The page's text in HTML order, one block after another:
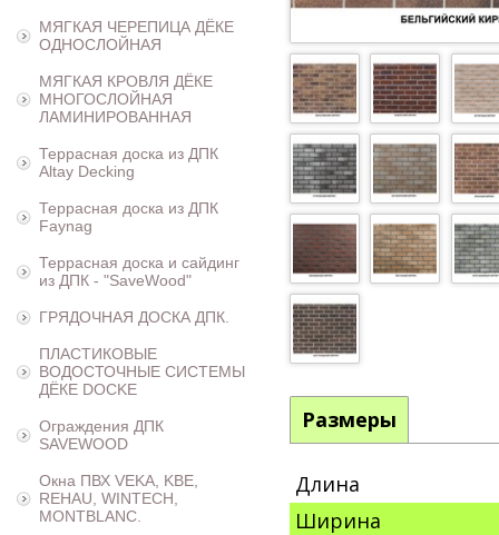
МЯГКАЯ ЧЕРЕПИЦА ДЁКЕ
ОДНОСЛОЙНАЯ
МЯГКАЯ КРОВЛЯ ДЁКЕ
МНОГОСЛОЙНАЯ
ЛАМИНИРОВАННАЯ
Террасная доска из ДПК
Altay Decking
Террасная доска из ДПК
Faynag
Террасная доска и сайдинг
из ДПК - "SaveWood"
ГРЯДОЧНАЯ ДОСКА ДПК.
ПЛАСТИКОВЫЕ
ВОДОСТОЧНЫЕ СИСТЕМЫ
ДЁКЕ DOCKE
Ограждения ДПК
SAVEWOOD
Окна ПВХ VEKA, KBE,
REHAU, WINTECH,
MONTBLANC.
Размеры
Длина
Ширина